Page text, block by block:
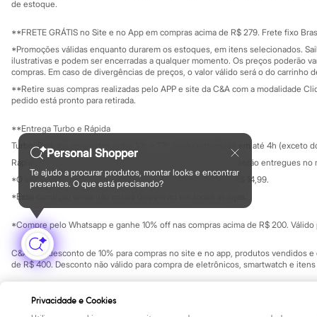
City
Mindset
Sawary
Yessica
Moda esportiva
Blusas
Calçados
Shorts e Bermudas
Tops
Moda íntima
Calcinhas
Cintas e Modeladores
Pijamas
Sutiãs e Tops
Moda praia
Biquínis
Maiôs
Saídas de praia
Personagens
Plus size
Personal Shopper
Te ajudo a procurar produtos, montar looks e encontrar
presentes. O que está precisando?
Investidores
Privacidade
Configuração de cookies
Minha privacidade
Educação
Formas de pagamento
de estoque.
**FRETE GRÁTIS no Site e no App em compras acima de R$ 279. Frete fixo
*Promoções válidas enquanto durarem os estoques, em itens selecionados.
ilustrativas e podem ser encerradas a qualquer momento. Os preços poderão
compras. Em caso de divergências de preços, o valor válido será o do carrinho
**Retire suas compras realizadas pelo APP e site da C&A com a modalidade
pedido está pronto para retirada.
**Entrega Turbo e Rápida
Turbo: Pedidos aprovados entre 10h e 17h, serão entregues em até 4h (exceto
Rápida: Pedidos com os pagamentos aprovados até as 10h, serão entregues
*O valor do frete para o turbo é R$ 24,99 e para a rápida é R$ 14,99.
*Essa condição ainda não estará disponível em todas as lojas.
*Compre pelo Whatsapp e ganhe 10% off nas compras acima de R$ 200.
C&A Pay: desconto de 10% para compras no site e no app, produtos vendidos
de R$ 400. Desconto não válido para compra de eletrônicos, smartwatch e
SP Cep: 06455-000 CNPJ 45.242.914/0001-05
Privacidade e Cookies